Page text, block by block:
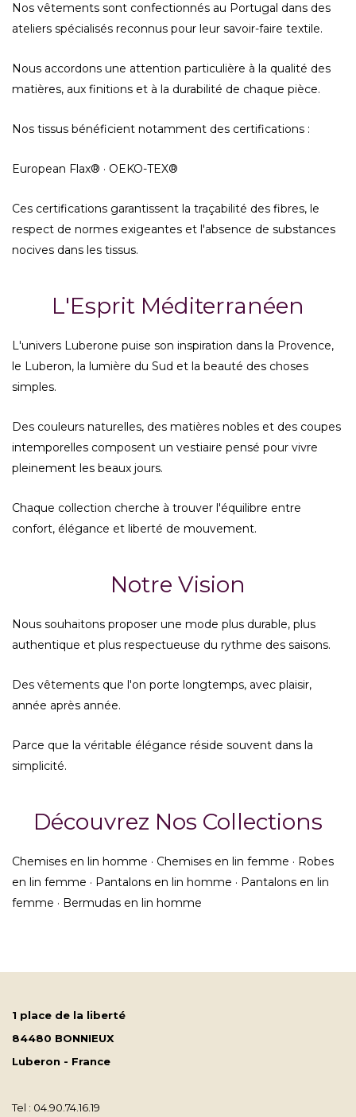
Nos vêtements sont confectionnés au Portugal dans des
ateliers spécialisés reconnus pour leur savoir-faire textile.
Nous accordons une attention particulière à la qualité des
matières, aux finitions et à la durabilité de chaque pièce.
Nos tissus bénéficient notamment des certifications :
European Flax® · OEKO-TEX®
Ces certifications garantissent la traçabilité des fibres, le
respect de normes exigeantes et l'absence de substances
nocives dans les tissus.
L'Esprit Méditerranéen
L'univers Luberone puise son inspiration dans la Provence,
le Luberon, la lumière du Sud et la beauté des choses
simples.
Des couleurs naturelles, des matières nobles et des coupes
intemporelles composent un vestiaire pensé pour vivre
pleinement les beaux jours.
Chaque collection cherche à trouver l'équilibre entre
confort, élégance et liberté de mouvement.
Notre Vision
Nous souhaitons proposer une mode plus durable, plus
authentique et plus respectueuse du rythme des saisons.
Des vêtements que l'on porte longtemps, avec plaisir,
année après année.
Parce que la véritable élégance réside souvent dans la
simplicité.
Découvrez Nos Collections
Chemises en lin homme · Chemises en lin femme · Robes
en lin femme · Pantalons en lin homme · Pantalons en lin
femme · Bermudas en lin homme
1 place de la liberté
84480 BONNIEUX
Luberon - France
Tel : 04.90.74.16.19